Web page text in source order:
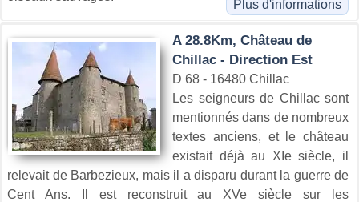
Plus d'informations
A 28.8Km, Château de
Chillac - Direction Est
D 68 - 16480 Chillac
Les seigneurs de Chillac sont
mentionnés dans de nombreux
textes anciens, et le château
existait déjà au XIe siècle, il
relevait de Barbezieux, mais il a disparu durant la guerre de
Cent Ans. Il est reconstruit au XVe siècle sur les